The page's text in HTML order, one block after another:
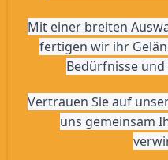
Mit einer breiten
fertigen wir ihr
Bedürfnisse
Vertrauen Sie auf
uns gemeinsam